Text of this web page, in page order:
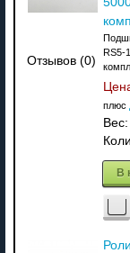
Отзывов (0)
RS5-
плюс
Вес:
В